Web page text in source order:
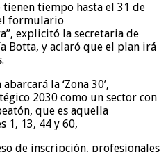
tienen tiempo hasta el 31 de
formulario
explicitó la secretaria de
Botta, y aclaró que el plan irá
la ‘Zona 30’,
2030 como un sector con
que es aquella
1, 13, 44 y 60,
de inscripción, profesionales